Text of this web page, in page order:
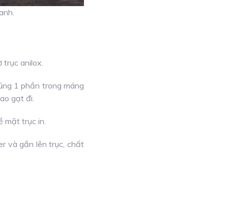
anilox.
1 phần trong máng
gạt đi.
mặt trục in.
và gắn lên trục, chất